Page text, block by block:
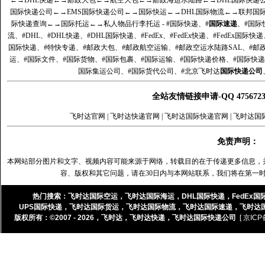
国际快递公司 ←→EMS国际快递公司 ←→ 国际快运←→DHL国际物流←→联邦国
际快递查询 ←→ 国际托运←→私人物品行李托运 - #国际快递、#国际速递、#国际
流、#DHL、#DHL快递、#DHL国际快递、#FedEx、#FedEx快递、#FedEx国际快
国际快递、#特快专递、#邮政大包、#邮政航空运输、#邮政空运水陆路SAL、#
运、#国际文件、#国际货物、#国际包裹、#国际运输、#国际快递价格、#国际快
国际集运公司、#国际货代公司、#北京飞时达国际快递公司
全站友情链接申请-QQ
飞时达官网 飞时达快递官网 飞时达国际快递官网 飞时达国
免责声明：
本网站部分图片和文字、视频内容可能来源于网络，转载目的在于传递更多信息
容、版权和其它问题，请在30日内与本网站联系，我们将在第一
热门搜索： 飞时达国际空运 ， 飞时达国际海运 ， DHL国际快递 ， FedEx国
UPS国际快递 ， 飞时达国际货运 ， 飞时达国际物流， 飞时达国际速递 ， 飞时达
版权所有：©2007 - 2026， 飞时达， 飞时达快递， 飞时达国际快递公司 [ 京ICP